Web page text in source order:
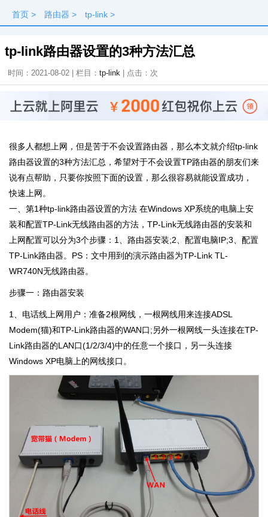
首页 > 路由器 > tp-link >
tp-link路由器设置的3种方法汇总
时间：2021-08-02 | 栏目： tp-link | 点击： 次
很多人都想上网，但是苦于不会设置路由器，那么本文就介绍tp-link
路由器设置的3种方法汇总，希望对于不会设置TP路由器的朋友们来
说有点帮助，只要你按照下面的设置，那么很容易就能设置成功，
快速上网。
一、第1种tp-link路由器设置的方法 在Windows XP系统的电脑上安
装和配置TP-Link无线路由器的方法，TP-Link无线路由器的安装和
上网配置可以分为3个步骤：1、路由器安装;2、配置电脑IP;3、配置
TP-Link路由器。PS：文中用到的演示路由器为TP-Link TL-
WR740N无线路由器。
步骤一：路由器安装
1、电话线上网用户：准备2根网线，一根网线用来连接ADSL
Modem(猫)和TP-Link路由器的WAN口;另外一根网线一头连接在TP-
Link路由器的LAN口(1/2/3/4)中的任意一个接口，另一头连接
Windows XP电脑上的网线接口。